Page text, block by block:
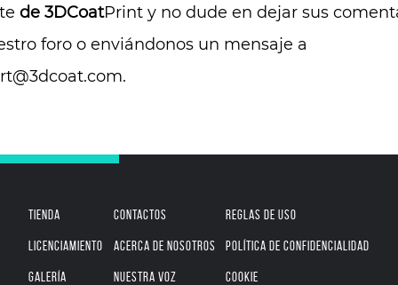
de 3DCoatPrint y no dude en dejar sus
foro o enviándonos un mensaje a
TIENDA
LICENCIAMIENTO
GALERÍA
CONTACTOS
ACERCA DE NOSOTROS
NUESTRA VOZ
REGLAS DE USO
POLÍTICA DE CONFIDENCIALIDAD
COOKIE